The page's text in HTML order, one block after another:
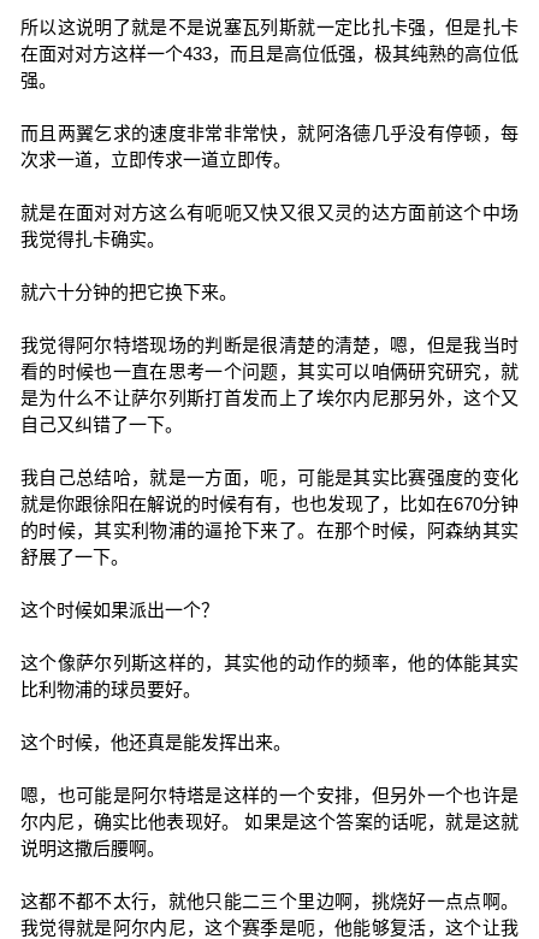
所以这说明了就是不是说塞瓦列斯就一定比扎卡强，但是扎卡
在面对对方这样一个433，而且是高位低强，极其纯熟的高位低
强。
而且两翼乞求的速度非常非常快，就阿洛德几乎没有停顿，每
次求一道，立即传求一道立即传。
就是在面对对方这么有呃呃又快又很又灵的达方面前这个中场
我觉得扎卡确实。
就六十分钟的把它换下来。
我觉得阿尔特塔现场的判断是很清楚的清楚，嗯，但是我当时
看的时候也一直在思考一个问题，其实可以咱俩研究研究，就
是为什么不让萨尔列斯打首发而上了埃尔内尼那另外，这个又
自己又纠错了一下。
我自己总结哈，就是一方面，呃，可能是其实比赛强度的变化
就是你跟徐阳在解说的时候有有，也也发现了，比如在670分钟
的时候，其实利物浦的逼抢下来了。在那个时候，阿森纳其实
舒展了一下。
这个时候如果派出一个？
这个像萨尔列斯这样的，其实他的动作的频率，他的体能其实
比利物浦的球员要好。
这个时候，他还真是能发挥出来。
嗯，也可能是阿尔特塔是这样的一个安排，但另外一个也许是
尔内尼，确实比他表现好。 如果是这个答案的话呢，就是这就
说明这撒后腰啊。
这都不都不太行，就他只能二三个里边啊，挑烧好一点点啊。
我觉得就是阿尔内尼，这个赛季是呃，他能够复活，这个让我